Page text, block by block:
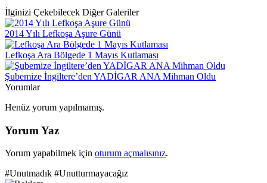
İlginizi Çekebilecek Diğer Galeriler
2014 Yılı Lefkoşa Aşure Günü
Lefkoşa Ara Bölgede 1 Mayıs Kutlaması
Şubemize İngiltere’den YADİGAR ANA Mihman Oldu
Yorumlar
Henüz yorum yapılmamış.
Yorum Yaz
Yorum yapabilmek için oturum açmalısınız.
#Unutmadık #Unutturmayacağız